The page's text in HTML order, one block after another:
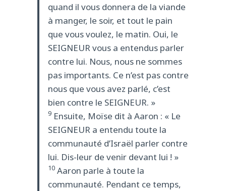
quand il vous donnera de la viande
à manger, le soir, et tout le pain
que vous voulez, le matin. Oui, le
SEIGNEUR vous a entendus parler
contre lui. Nous, nous ne sommes
pas importants. Ce n’est pas contre
nous que vous avez parlé, c’est
bien contre le SEIGNEUR. »
9Ensuite, Moïse dit à Aaron : « Le
SEIGNEUR a entendu toute la
communauté d’Israël parler contre
lui. Dis-leur de venir devant lui ! »
10Aaron parle à toute la
communauté. Pendant ce temps,